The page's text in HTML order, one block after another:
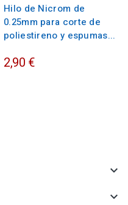
Hilo de Nicrom de
0.25mm para corte de
poliestireno y espumas...
2,90 €

